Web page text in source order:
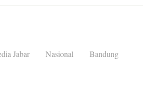
Jabar
Nasional Bandung